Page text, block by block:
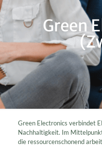
Green
Green Electronics verbindet
Nachhaltigkeit. Im
die ressourcenschonend